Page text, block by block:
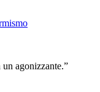
agonizzante.”